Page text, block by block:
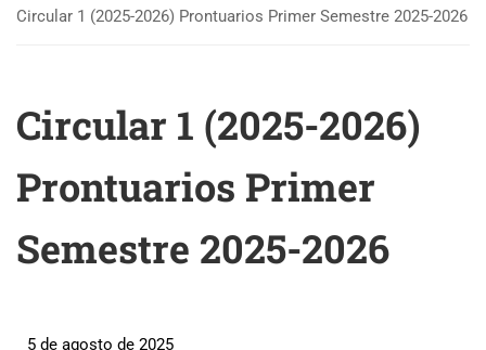
Circular 1 (2025-2026) Prontuarios Primer Semestre 2025-2026
Circular 1 (2025-2026)
Prontuarios Primer
Semestre 2025-2026
5 de agosto de 2025